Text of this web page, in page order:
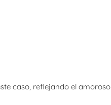
caso, reflejando el amoroso